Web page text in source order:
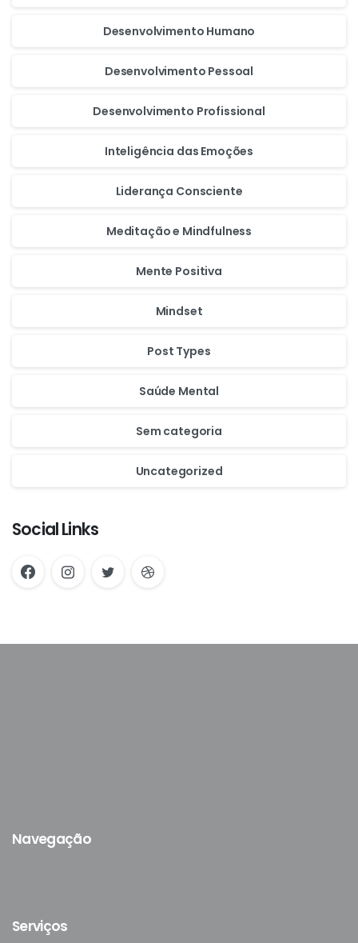
Desenvolvimento Humano
Desenvolvimento Pessoal
Desenvolvimento Profissional
Inteligência das Emoções
Liderança Consciente
Meditação e Mindfulness
Mente Positiva
Mindset
Post Types
Saúde Mental
Sem categoria
Uncategorized
Social Links
Navegação
Serviços